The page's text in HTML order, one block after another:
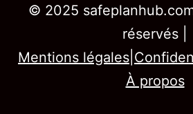
© 2025
réservés |
Mentions légales
À propos